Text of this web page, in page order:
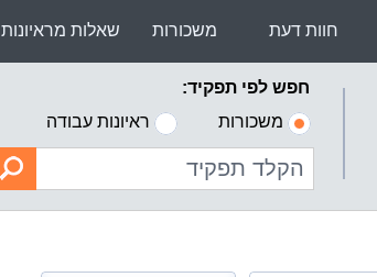
שאלות מראיונות משכורות חוות דעת
חפש לפי תפקיד:
משכורות ראיונות עבודה